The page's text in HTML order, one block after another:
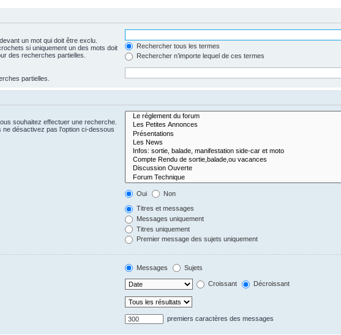
devant un mot qui doit être exclu.
si uniquement un des mots doit
des recherches partielles.
Rechercher tous les termes
Rechercher n’importe lequel de ces termes
partielles.
souhaitez effectuer une recherche.
désactivez pas l’option ci-dessous
Oui Non
Titres et messages
Messages uniquement
Titres uniquement
Premier message des sujets uniquement
Messages Sujets
Croissant Décroissant
premiers caractères des messages